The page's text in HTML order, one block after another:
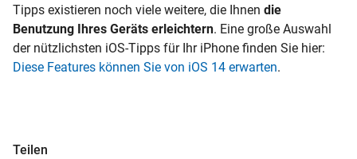
Tipps existieren noch viele weitere, die Ihnen die
Benutzung Ihres Geräts erleichtern. Eine große Auswahl
der nützlichsten iOS-Tipps für Ihr iPhone finden Sie hier:
Diese Features können Sie von iOS 14 erwarten.
Teilen